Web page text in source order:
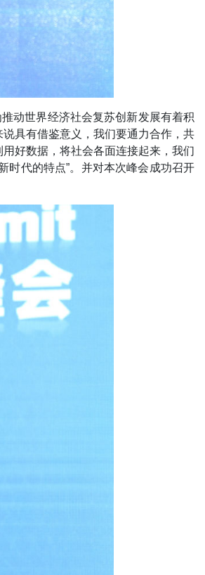
动世界经济社会复苏创新发展有着积
具有借鉴意义，我们要通力合作，共
好数据，将社会各面连接起来，我们
时代的特点”。并对本次峰会成功召开